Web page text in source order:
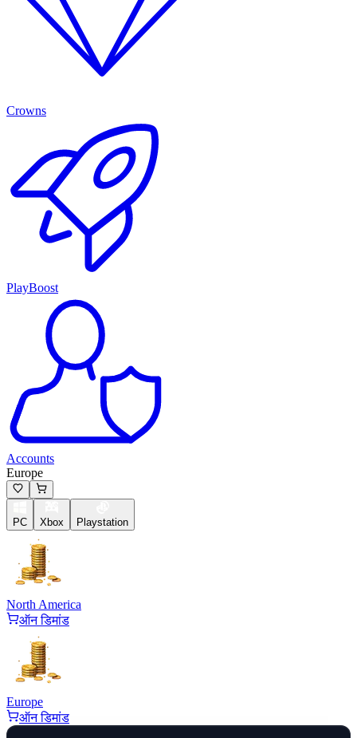
Crowns
PlayBoost
Accounts
Europe
PC Xbox Playstation
North America
ऑन डिमांड
Europe
ऑन डिमांड